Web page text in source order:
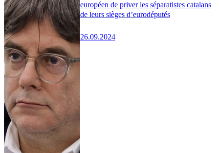
européen de priver les séparatistes catalans
de leurs sièges d’eurodéputés
26.09.2024